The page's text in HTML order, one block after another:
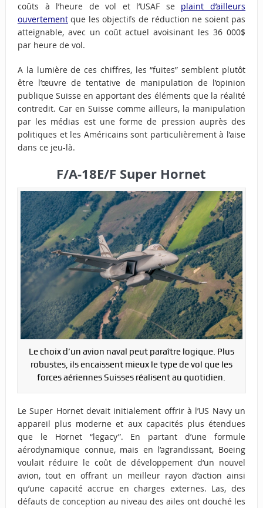
coûts à l’heure de vol et l’USAF se plaint d’ailleurs
ouvertementque les objectifs de réduction ne soient pas
atteignable, avec un coût actuel avoisinant les 36 000$
par heure de vol.
A la lumière de ces chiffres, les “fuites” semblent plutôt
être l’œuvre de tentative de manipulation de l’opinion
publique Suisse en apportant des éléments que la réalité
contredit. Car en Suisse comme ailleurs, la manipulation
par les médias est une forme de pression auprès des
politiques et les Américains sont particulièrement à l’aise
dans ce jeu-là.
F/A-18E/F Super Hornet
Le choix d’un avion naval peut paraître logique. Plus
robustes, ils encaissent mieux le type de vol que les
forces aériennes Suisses réalisent au quotidien.
Le Super Hornet devait initialement offrir à l’US Navy un
appareil plus moderne et aux capacités plus étendues
que le Hornet “legacy”. En partant d’une formule
aérodynamique connue, mais en l’agrandissant, Boeing
voulait réduire le coût de développement d’un nouvel
avion, tout en offrant un meilleur rayon d’action ainsi
qu’une capacité accrue en charges externes. Las, des
défauts de conception au niveau des ailes ont douché les